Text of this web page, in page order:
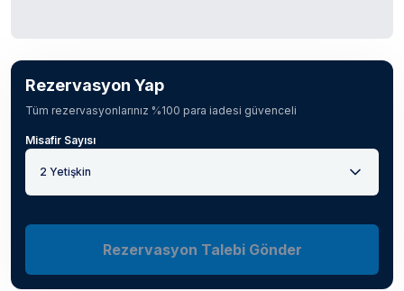
Rezervasyon Yap
Tüm rezervasyonlarınız %100 para iadesi güvenceli
Misafir Sayısı
2 Yetişkin
Rezervasyon Talebi Gönder